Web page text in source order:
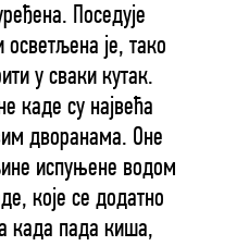
Поседује
осветљена је, тако
у сваки кутак.
каде су највећа
дворанама. Оне
испуњене водом
које се додатно
када пада киша,